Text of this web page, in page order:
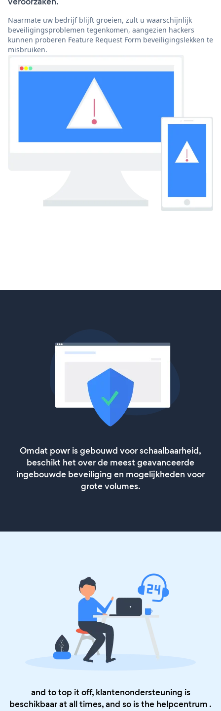
Naarmate uw bedrijf blijft groeien, zult u waarschijnlijk
beveiligingsproblemen tegenkomen, aangezien hackers
kunnen proberen Feature Request Form beveiligingslekken te
misbruiken.
Omdat powr is gebouwd voor schaalbaarheid,
beschikt het over de meest geavanceerde
ingebouwde beveiliging en mogelijkheden voor
grote volumes.
and to top it off, klantenondersteuning is
beschikbaar at all times, and so is the helpcentrum .